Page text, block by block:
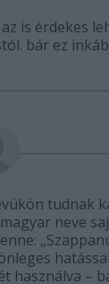
is érdekes
bár ez
tudnak
neve
használva –